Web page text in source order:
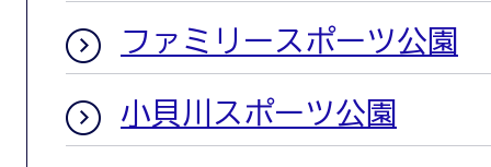
ファミリースポーツ公園
小貝川スポーツ公園